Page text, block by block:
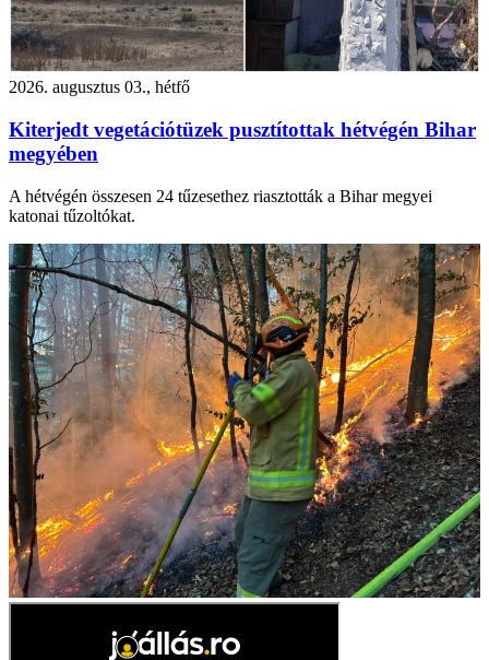
2026. augusztus 03., hétfő
Kiterjedt vegetációtüzek pusztítottak hétvégén Bihar
megyében
A hétvégén összesen 24 tűzesethez riasztották a Bihar megyei
katonai tűzoltókat.